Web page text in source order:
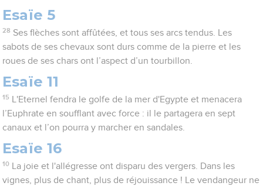
Esaïe 5
28 Ses flèches sont affûtées, et tous ses arcs tendus. Les
sabots de ses chevaux sont durs comme de la pierre et les
roues de ses chars ont l’aspect d’un tourbillon.
Esaïe 11
15
L'Eternel fendra le golfe de la mer d'Egypte et menacera
l’Euphrate en soufflant avec force : il le partagera en sept
canaux et l’on pourra y marcher en sandales.
Esaïe 16
10
La joie et l'allégresse ont disparu des vergers. Dans les
vignes, plus de chant, plus de réjouissance ! Le vendangeur ne